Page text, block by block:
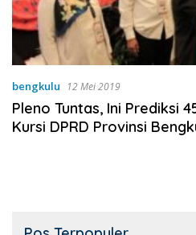
bengkulu 12 Mei 2019
Pleno Tuntas, Ini Prediksi
Kursi DPRD Provinsi